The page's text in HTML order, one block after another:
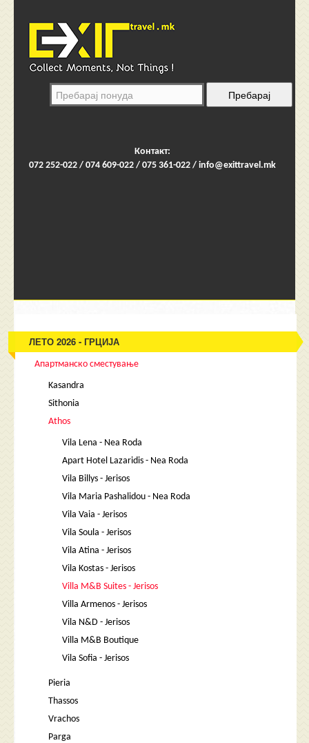
Контакт:
072 252-022 / 074 609-022 / 075 361-022 / info@exittravel.mk
ЛЕТО 2026 - ГРЦИЈА
Апартманско сместување
Kasandra
Sithonia
Athos
Vila Lena - Nea Roda
Apart Hotel Lazaridis - Nea Roda
Vila Billys - Jerisos
Vila Maria Pashalidou - Nea Roda
Vila Vaia - Jerisos
Vila Soula - Jerisos
Vila Atina - Jerisos
Vila Kostas - Jerisos
Villa M&B Suites - Jerisos
Villa Armenos - Jerisos
Vila N&D - Jerisos
Villa M&B Boutique
Vila Sofia - Jerisos
Pieria
Thassos
Vrachos
Parga